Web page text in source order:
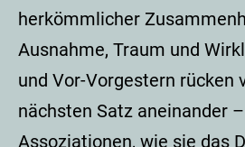
herkömmlicher
Ausnahme, Traum und
und Vor-Vorgestern rücken
nächsten Satz aneinander
Assoziationen, wie sie das